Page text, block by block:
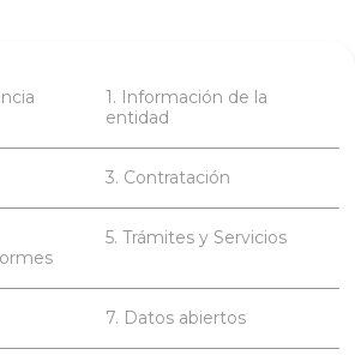
1. Información de la
entidad
3. Contratación
5. Trámites y Servicios
7. Datos abiertos